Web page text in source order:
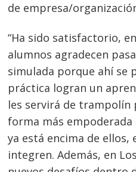
de empresa/
“Ha sido satisfactorio,
alumnos agradecen
simulada porque ahí se
práctica logran un
les servirá de trampolín
forma más
ya está encima de ellos,
integren. Además, en